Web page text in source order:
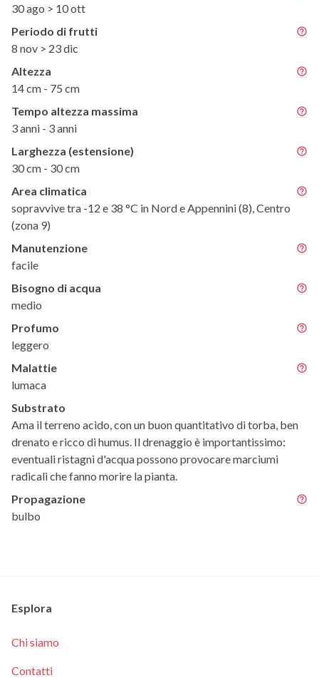
30 ago > 10 ott
Periodo di frutti
8 nov > 23 dic
Altezza
14 cm - 75 cm
Tempo altezza massima
3 anni - 3 anni
Larghezza (estensione)
30 cm - 30 cm
Area climatica
sopravvive tra -12 e 38 °C in Nord e Appennini (8), Centro
(zona 9)
Manutenzione
facile
Bisogno di acqua
medio
Profumo
leggero
Malattie
lumaca
Substrato
Ama il terreno acido, con un buon quantitativo di torba, ben
drenato e ricco di humus. Il drenaggio è importantissimo:
eventuali ristagni d'acqua possono provocare marciumi
radicali che fanno morire la pianta.
Propagazione
bulbo
Esplora
Chi siamo
Contatti